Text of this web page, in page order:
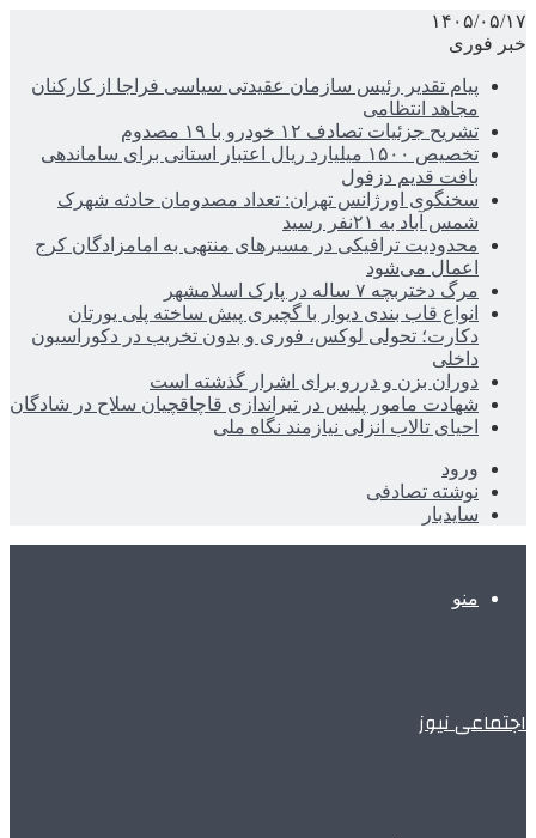
۱۴۰۵/۰۵/۱۷
خبر فوری
پیام تقدیر رئیس سازمان عقیدتی سیاسی فراجا از کارکنان
مجاهد انتظامی
تشریح جزئیات تصادف ۱۲ خودرو با ۱۹ مصدوم
تخصیص ۱۵۰۰ میلیارد ریال اعتبار استانی برای ساماندهی
بافت قدیم دزفول
سخنگوی اورژانس تهران: تعداد مصدومان حادثه شهرک
شمس آباد به ۲۱نفر رسید
محدودیت ترافیکی در مسیرهای منتهی به امامزادگان کرج
اعمال می‌شود
مرگ دختربچه ۷ ساله در پارک اسلامشهر
انواع قاب بندی دیوار با گچبری پیش ساخته پلی یورتان
دکارت؛ تحولی لوکس، فوری و بدون تخریب در دکوراسیون
داخلی
دوران بزن و دررو برای اشرار گذشته است
شهادت مامور پلیس در تیراندازی قاچاقچیان سلاح در شادگان
احیای تالاب انزلی نیازمند نگاه ملی
ورود
نوشته تصادفی
سایدبار
منو
اجتماعی نیوز